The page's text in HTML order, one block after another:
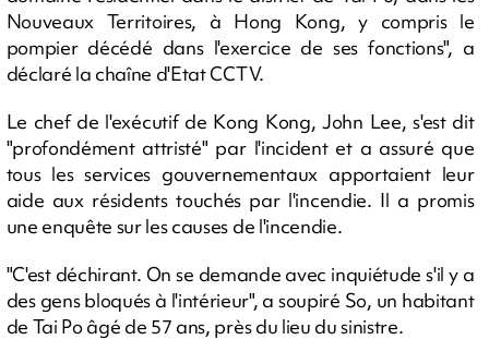
Nouveaux Territoires, à Hong Kong, y compris le
pompier décédé dans l'exercice de ses fonctions", a
déclaré la chaîne d'Etat CCTV.
Le chef de l'exécutif de Kong Kong, John Lee, s'est dit
"profondément attristé" par l'incident et a assuré que
tous les services gouvernementaux apportaient leur
aide aux résidents touchés par l'incendie. Il a promis
une enquête sur les causes de l'incendie.
"C'est déchirant. On se demande avec inquiétude s'il y a
des gens bloqués à l'intérieur", a soupiré So, un habitant
de Tai Po âgé de 57 ans, près du lieu du sinistre.